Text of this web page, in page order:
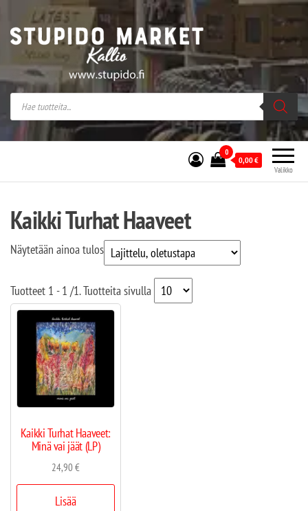
Stupido Market – verkossa ja kivijalassa
Stupido Market on vaihtoehtomusaan
erikoistunut verkko- sekä
kivijalkakauppa Helsingissä Kallion
sydämessä.
Valikko
0
0,00€
Kaikki Turhat Haaveet
Näytetään ainoa tulos
Tuotteet 1 - 1 /1. Tuotteita sivulla
Kaikki Turhat Haaveet:
Minä vai jäät (LP)
24,90€
Lisää